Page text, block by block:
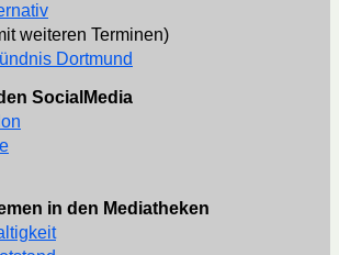
weiteren Terminen)
Dortmund
SocialMedia
in den Mediatheken